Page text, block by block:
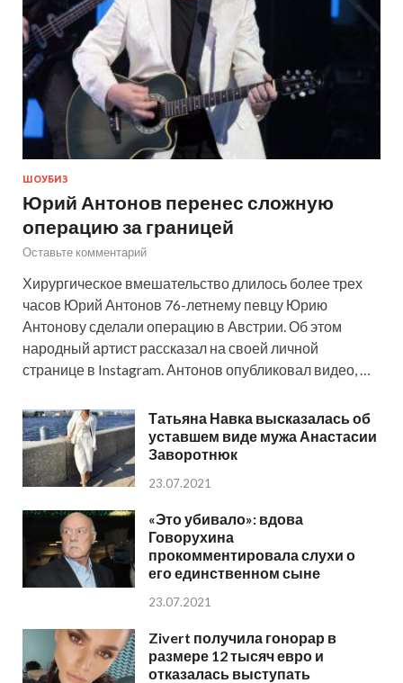
ШОУБИЗ
Юрий Антонов перенес сложную
операцию за границей
Оставьте комментарий
Хирургическое вмешательство длилось более трех
часов Юрий Антонов 76-летнему певцу Юрию
Антонову сделали операцию в Австрии. Об этом
народный артист рассказал на своей личной
странице в Instagram. Антонов опубликовал видео, …
Татьяна Навка высказалась об
уставшем виде мужа Анастасии
Заворотнюк
23.07.2021
«Это убивало»: вдова
Говорухина
прокомментировала слухи о
его единственном сыне
23.07.2021
Zivert получила гонорар в
размере 12 тысяч евро и
отказалась выступать